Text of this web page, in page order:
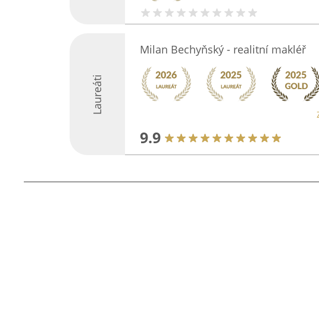
Laureáti
Milan Bechyňský - realitní makléř
9.9